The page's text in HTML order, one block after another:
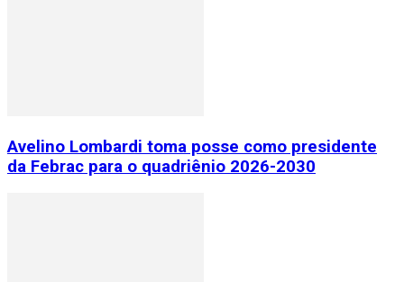
Avelino Lombardi toma posse como presidente
da Febrac para o quadriênio 2026-2030